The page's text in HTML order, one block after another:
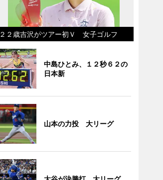
２２歳吉沢がツアー初Ｖ 女子ゴルフ
中島ひとみ、１２秒６２の
日本新
山本の力投 大リーグ